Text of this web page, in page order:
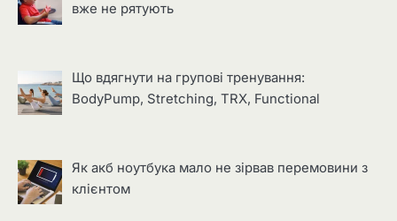
вже не рятують
Що вдягнути на групові тренування:
BodyPump, Stretching, TRX, Functional
Як акб ноутбука мало не зірвав перемовини з
клієнтом